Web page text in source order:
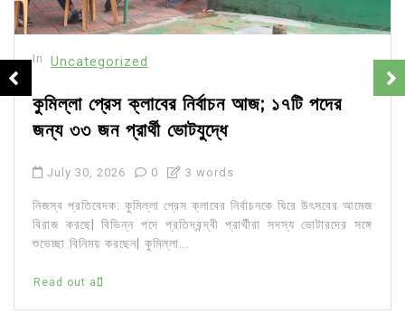
In Uncategorized
কুমিল্লা প্রেস ক্লাবের নির্বাচন আজ; ১৭টি পদের
জন্য ৩৩ জন প্রার্থী ভোটযুদ্ধে
July 30, 2026 0 3 words
নিজস্ব প্রতিবেদক: কুমিল্লা প্রেস ক্লাবের নির্বাচনকে ঘিরে উৎসবের আমেজ
বিরাজ করছে| বিভিন্ন পদে প্রতিদ্বন্দ্বী প্রার্থীরা সদস্য ভোটারদের সঙ্গে
শুভেচ্ছা বিনিময় করছেন| কুমিল্লা...
Read out all